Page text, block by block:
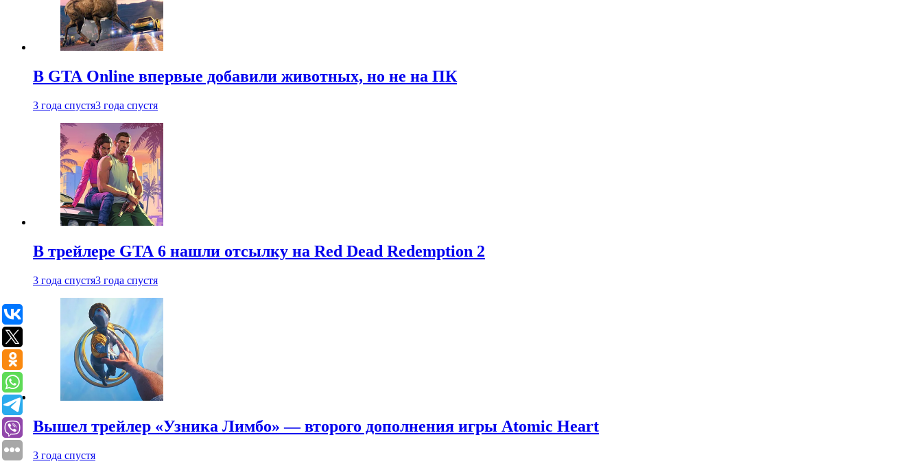
В GTA Online впервые добавили животных, но не на ПК
3 года спустя3 года спустя
В трейлере GTA 6 нашли отсылку на Red Dead Redemption 2
3 года спустя3 года спустя
Вышел трейлер «Узника Лимбо» — второго дополнения игры Atomic Heart
3 года спустя